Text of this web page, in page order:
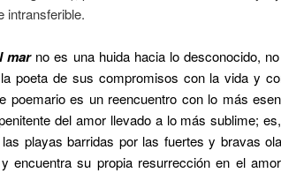
intransferible.
marno es una huida hacia lo desconocido,
poeta de sus compromisos con la vida y
poemario es un reencuentro con lo más
del amor llevado a lo más sublime;
playas barridas por las fuertes y bravas
encuentra su propia resurrección en el